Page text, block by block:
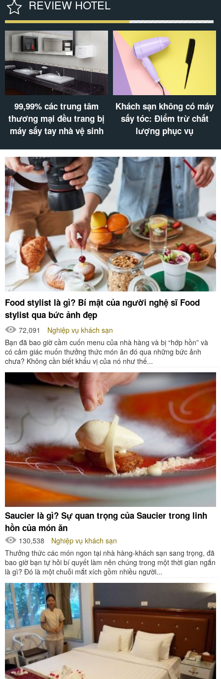
REVIEW HOTEL
99,99% các trung tâm
thương mại đều trang bị
máy sấy tay nhà vệ sinh
Khách sạn không có máy
sấy tóc: Điểm trừ chất
lượng phục vụ
Food stylist là gì? Bí mật của người nghệ sĩ Food
stylist qua bức ảnh đẹp
72,091
Nghiệp vụ khách sạn
Bạn đã bao giờ cầm cuốn menu của nhà hàng và bị “hớp hồn” và
có cảm giác muốn thưởng thức món ăn đó qua những bức ảnh
chưa? Không cần biết khẩu vị của nó như thế...
Saucier là gì? Sự quan trọng của Saucier trong linh
hồn của món ăn
130,538
Nghiệp vụ khách sạn
Thưởng thức các món ngon tại nhà hàng-khách sạn sang trọng, đã
bao giờ bạn tự hỏi bí quyết làm nên chúng trong một thời gian ngắn
là gì? Đó là một chuỗi mắt xích gồm nhiều người...